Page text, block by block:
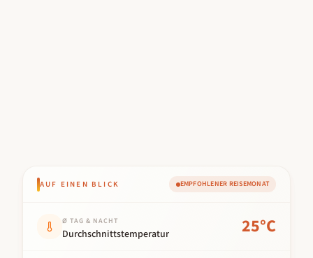
AUF EINEN BLICK EMPFOHLENER REISEMONAT
Ø TAG & NACHT
Durchschnittstemperatur 25°C